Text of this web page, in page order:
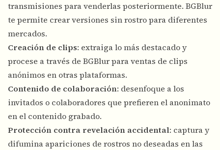
transmisiones para venderlas posteriormente. BGBlur
te permite crear versiones sin rostro para diferentes
mercados.
Creación de clips: extraiga lo más destacado y
procese a través de BGBlur para ventas de clips
anónimos en otras plataformas.
Contenido de colaboración: desenfoque a los
invitados o colaboradores que prefieren el anonimato
en el contenido grabado.
Protección contra revelación accidental: captura y
difumina apariciones de rostros no deseadas en las